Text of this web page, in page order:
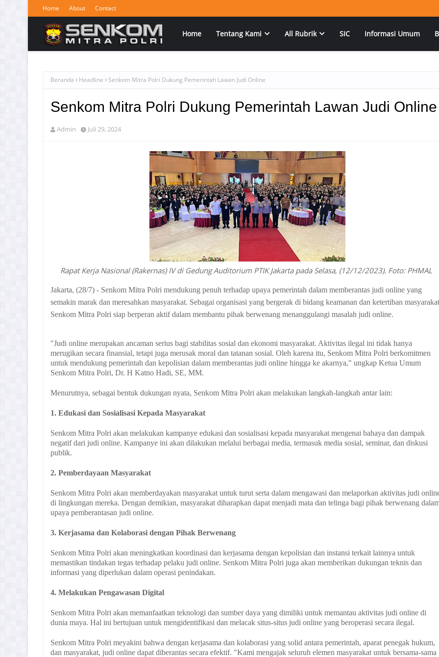
Home About Contact
Home Tentang Kami All Rubrik SIC Informasi Umum
Beranda Headline Senkom Mitra Polri Dukung Pemerintah Lawan Judi Online
Senkom Mitra Polri Dukung Pemerintah Lawan Judi Online
Admin Juli 29, 2024
Rapat Kerja Nasional (Rakernas) IV di Gedung Auditorium PTIK Jakarta pada Selasa, (12/12/2023). Foto: PHMAL
Jakarta, (28/7) - Senkom Mitra Polri mendukung penuh terhadap upaya pemerintah dalam memberantas judi online yang
semakin marak dan meresahkan masyarakat. Sebagai organisasi yang bergerak di bidang keamanan dan ketertiban
Senkom Mitra Polri siap berperan aktif dalam membantu pihak berwenang menanggulangi masalah judi online.
"Judi online merupakan ancaman serius bagi stabilitas sosial dan ekonomi masyarakat. Aktivitas ilegal ini tidak hanya
merugikan secara finansial, tetapi juga merusak moral dan tatanan sosial. Oleh karena itu, Senkom Mitra Polri berkomitmen
untuk mendukung pemerintah dan kepolisian dalam memberantas judi online hingga ke akarnya," ungkap Ketua Umum
Senkom Mitra Polri, Dr. H Katno Hadi, SE, MM.
Menurutnya, sebagai bentuk dukungan nyata, Senkom Mitra Polri akan melakukan langkah-langkah antar lain:
1. Edukasi dan Sosialisasi Kepada Masyarakat
Senkom Mitra Polri akan melakukan kampanye edukasi dan sosialisasi kepada masyarakat mengenai bahaya dan dampak
negatif dari judi online. Kampanye ini akan dilakukan melalui berbagai media, termasuk media sosial, seminar, dan diskusi
publik.
2. Pemberdayaan Masyarakat
Senkom Mitra Polri akan memberdayakan masyarakat untuk turut serta dalam mengawasi dan melaporkan aktivitas judi
di lingkungan mereka. Dengan demikian, masyarakat diharapkan dapat menjadi mata dan telinga bagi pihak berwenang
upaya pemberantasan judi online.
3. Kerjasama dan Kolaborasi dengan Pihak Berwenang
Senkom Mitra Polri akan meningkatkan koordinasi dan kerjasama dengan kepolisian dan instansi terkait lainnya untuk
memastikan tindakan tegas terhadap pelaku judi online. Senkom Mitra Polri juga akan memberikan dukungan teknis dan
informasi yang diperlukan dalam operasi penindakan.
4. Melakukan Pengawasan Digital
Senkom Mitra Polri akan memanfaatkan teknologi dan sumber daya yang dimiliki untuk memantau aktivitas judi online di
dunia maya. Hal ini bertujuan untuk mengidentifikasi dan melacak situs-situs judi online yang beroperasi secara ilegal.
Senkom Mitra Polri meyakini bahwa dengan kerjasama dan kolaborasi yang solid antara pemerintah, aparat penegak hukum,
dan masyarakat, judi online dapat diberantas secara efektif. "Kami mengajak seluruh elemen masyarakat untuk bersama-sama